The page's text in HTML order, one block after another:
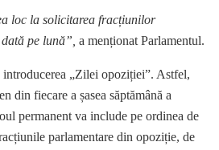
loc la solicitarea fracțiunilor
pe lună”, a menționat Parlamentul.
introducerea „Zilei opoziției”. Astfel,
din fiecare a șasea săptămână a
permanent va include pe ordinea de
parlamentare din opoziție, de